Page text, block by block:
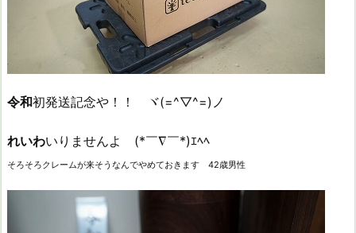
令和初発送記念や！！ ヾ(=^▽^=)ノ
れいわいりませんよ (*￣∇￣*)ｴﾍﾍ
そろそろクレームが来そうなんでやめておきます 42歳男性